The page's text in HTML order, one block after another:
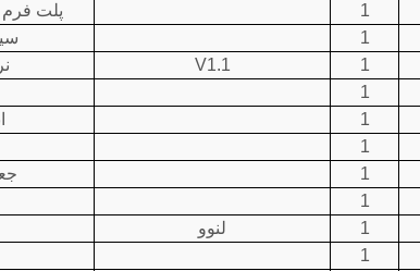
پلت فرم 1
1
V1.1 1
1
1
1
1
1
لنوو 1
1